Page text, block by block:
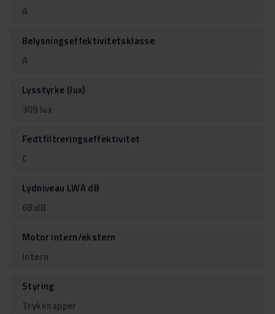
A
Belysningseffektivitetsklasse
A
Lysstyrke (lux)
309 lux
Fedtfiltreringseffektivitet
C
Lydniveau LWA dB
68 dB
Motor intern/ekstern
Intern
Styring
Trykknapper